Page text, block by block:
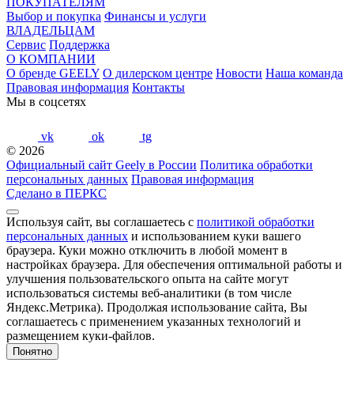
Выбор и покупка Финансы и услуги
ВЛАДЕЛЬЦАМ
Сервис Поддержка
О КОМПАНИИ
О бренде GEELY О дилерском центре Новости Наша команда
Правовая информация Контакты
Мы в соцсетях
vk ok
tg
© 2026
Официальный сайт Geely в России Политика обработки
персональных данных Правовая информация
Сделано в ПЕРКС
Используя сайт, вы соглашаетесь с политикой обработки
персональных данных и использованием куки вашего
браузера. Куки можно отключить в любой момент в
настройках браузера. Для обеспечения оптимальной работы и
улучшения пользовательского опыта на сайте могут
использоваться системы веб-аналитики (в том числе
Яндекс.Метрика). Продолжая использование сайта, Вы
соглашаетесь с применением указанных технологий и
размещением куки-файлов.
Понятно